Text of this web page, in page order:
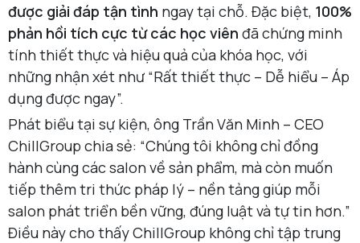
được giải đáp tận tình ngay tại chỗ. Đặc biệt, 100%
phản hồi tích cực từ các học viên đã chứng minh
tính thiết thực và hiệu quả của khóa học, với
những nhận xét như “Rất thiết thực – Dễ hiểu – Áp
dụng được ngay”.
Phát biểu tại sự kiện, ông Trần Văn Minh – CEO
ChillGroup chia sẻ: “Chúng tôi không chỉ đồng
hành cùng các salon về sản phẩm, mà còn muốn
tiếp thêm tri thức pháp lý – nền tảng giúp mỗi
salon phát triển bền vững, đúng luật và tự tin hơn.”
Điều này cho thấy ChillGroup không chỉ tập trung